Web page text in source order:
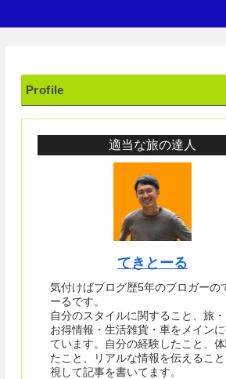
Profile
適当な旅の達人
てきとーる
気付けばブログ歴5年のブロガーの
ーるです。
自分のスタイルに関すること、旅・
お得情報・生活雑貨・車をメイン
ています。自分の経験したこと、
たこと、リアルな情報を伝えるこ
視して記事を書いてます。